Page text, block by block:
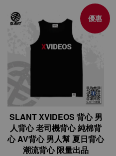
優惠
SLANT XVIDEOS 背心 男
人背心 老司機背心 純棉背
心 AV背心 男人幫 夏日背心
潮流背心 限量出品